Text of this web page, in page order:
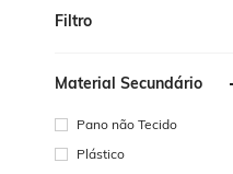
Filtro
Material Secundário
Pano não Tecido
Plástico